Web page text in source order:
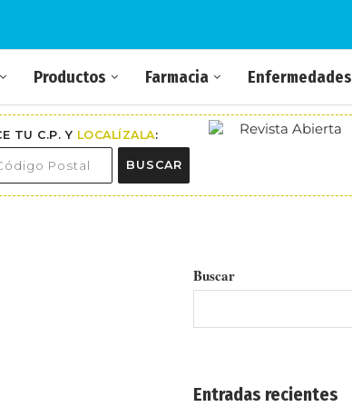
Productos Farmacia Enfermedades
TU C.P. Y LOCALÍZALA:
BUSCAR
Buscar
Entradas recientes